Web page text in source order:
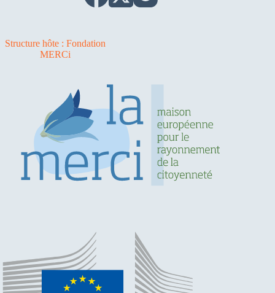
Structure hôte : Fondation
MERCi